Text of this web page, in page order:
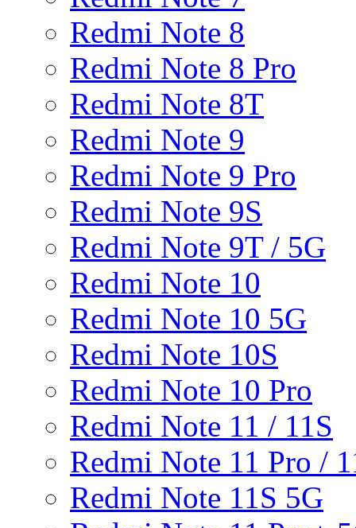
Redmi Note 8
Redmi Note 8 Pro
Redmi Note 8T
Redmi Note 9
Redmi Note 9 Pro
Redmi Note 9S
Redmi Note 9T / 5G
Redmi Note 10
Redmi Note 10 5G
Redmi Note 10S
Redmi Note 10 Pro
Redmi Note 11 / 11S
Redmi Note 11 Pro /
Redmi Note 11S 5G